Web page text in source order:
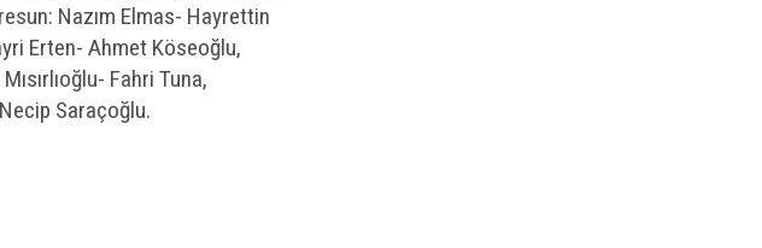
Nazım Elmas- Hayrettin
Erten- Ahmet Köseoğlu,
Fahri Tuna,
Saraçoğlu.